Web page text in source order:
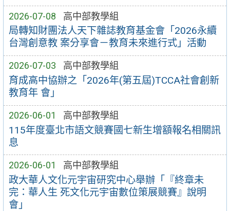
2026-07-08 高中部教學組
局轉知財團法人天下雜誌教育基金會「2026永續
台灣創意教 案分享會－教育未來進行式」活動
2026-07-03 高中部教學組
育成高中協辦之「2026年(第五屆)TCCA社會創新
教育年 會」
2026-06-01 高中部教學組
115年度臺北市語文競賽國七新生增額報名相關訊
息
2026-06-01 高中部教學組
政大華人文化元宇宙研究中心舉辦「『終章未
完：華人生 死文化元宇宙數位策展競賽』說明
會」